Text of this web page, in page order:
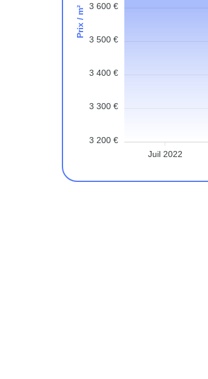
3 600 €
3 500 €
3 400 €
3 300 €
3 200 €
Prix / m²
Juil 2022